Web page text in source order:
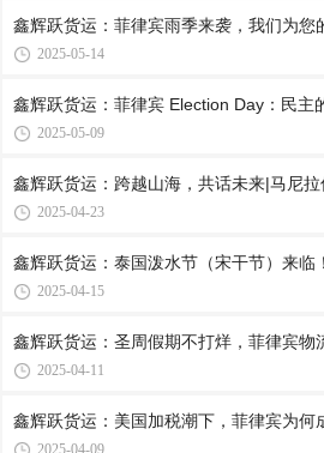
鑫辉跃货运：菲律宾雨季来袭，我们为您
2025-05-14
鑫辉跃货运：菲律宾 Election Day：民主
2025-05-09
鑫辉跃货运：跨越山海，共话未来|马尼
2025-04-23
鑫辉跃货运：泰国泼水节（宋干节）来临
2025-04-15
鑫辉跃货运：圣周假期不打烊，菲律宾物
2025-04-11
鑫辉跃货运：美国加税潮下，菲律宾为何
2025-04-09